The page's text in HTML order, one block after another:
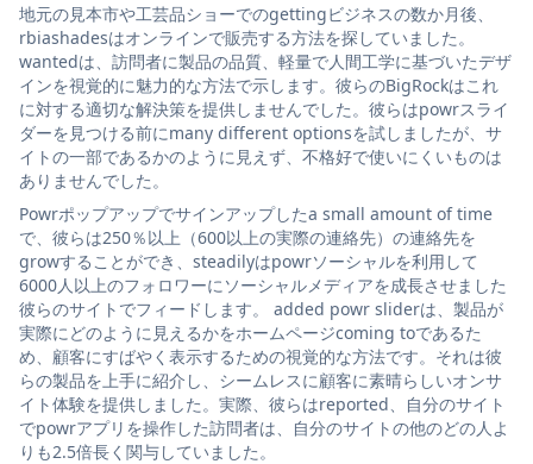
地元の見本市や工芸品ショーでのgettingビジネスの数か月後、
rbiashadesはオンラインで販売する方法を探していました。
wantedは、訪問者に製品の品質、軽量で人間工学に基づいたデザ
インを視覚的に魅力的な方法で示します。彼らのBigRockはこれ
に対する適切な解決策を提供しませんでした。彼らはpowrスライ
ダーを見つける前にmany different optionsを試しましたが、サ
イトの一部であるかのように見えず、不格好で使いにくいものは
ありませんでした。
Powrポップアップでサインアップしたa small amount of time
で、彼らは250％以上（600以上の実際の連絡先）の連絡先を
growすることができ、steadilyはpowrソーシャルを利用して
6000人以上のフォロワーにソーシャルメディアを成長させました
彼らのサイトでフィードします。 added powr sliderは、製品が
実際にどのように見えるかをホームページcoming toであるた
め、顧客にすばやく表示するための視覚的な方法です。それは彼
らの製品を上手に紹介し、シームレスに顧客に素晴らしいオンサ
イト体験を提供しました。実際、彼らはreported、自分のサイト
でpowrアプリを操作した訪問者は、自分のサイトの他のどの人よ
りも2.5倍長く関与していました。